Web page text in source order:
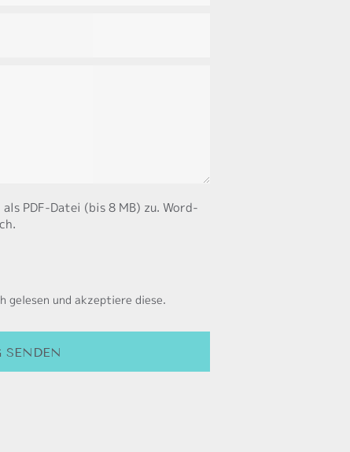
PDF-Datei (bis 8 MB) zu. Word-
gelesen und akzeptiere diese.